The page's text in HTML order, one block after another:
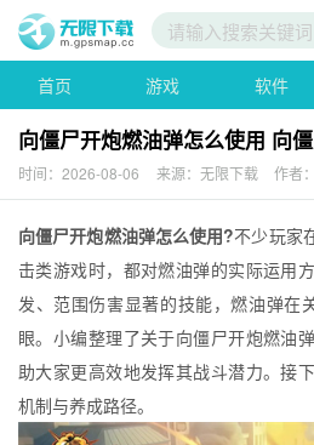
首页 游戏 软件
向僵尸开炮燃油弹怎么使用 向
时间：2026-08-06 来源：无限下载 作者
向僵尸开炮燃油弹怎么使用?不少玩家
击类游戏时，都对燃油弹的实际运用
发、范围伤害显著的技能，燃油弹在
眼。小编整理了关于向僵尸开炮燃油
助大家更高效地发挥其战斗潜力。接
机制与养成路径。